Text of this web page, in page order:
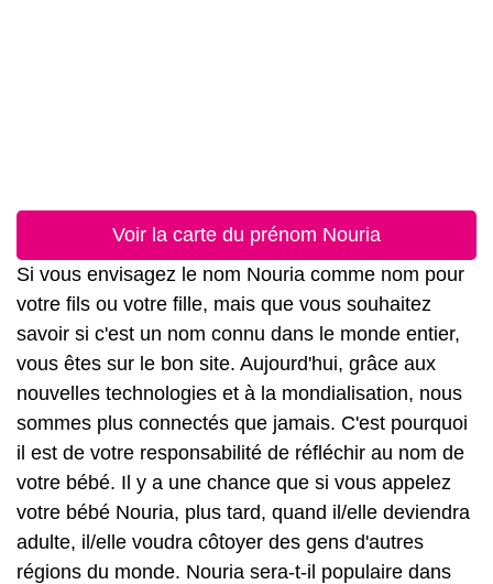
Voir la carte du prénom Nouria
Si vous envisagez le nom Nouria comme nom pour
votre fils ou votre fille, mais que vous souhaitez
savoir si c'est un nom connu dans le monde entier,
vous êtes sur le bon site. Aujourd'hui, grâce aux
nouvelles technologies et à la mondialisation, nous
sommes plus connectés que jamais. C'est pourquoi
il est de votre responsabilité de réfléchir au nom de
votre bébé. Il y a une chance que si vous appelez
votre bébé Nouria, plus tard, quand il/elle deviendra
adulte, il/elle voudra côtoyer des gens d'autres
régions du monde. Nouria sera-t-il populaire dans